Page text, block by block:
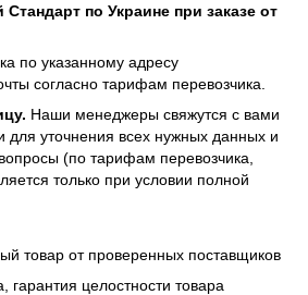
Стандарт по Украине при заказе от
по указанному адресу
согласно тарифам перевозчика.
Наши менеджеры свяжутся с вами
для уточнения всех нужных данных и
(по тарифам перевозчика,
только при условии полной
товар от проверенных поставщиков
гарантия целостности товара